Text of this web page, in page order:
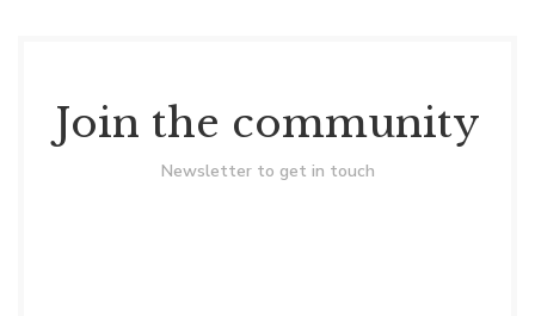
Join the community
Newsletter to get in touch